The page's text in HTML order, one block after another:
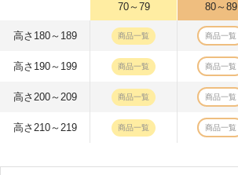
70～79
80～89
高さ180～189 商品一覧 商品一覧
高さ190～199 商品一覧 商品一覧
高さ200～209 商品一覧 商品一覧
高さ210～219 商品一覧 商品一覧